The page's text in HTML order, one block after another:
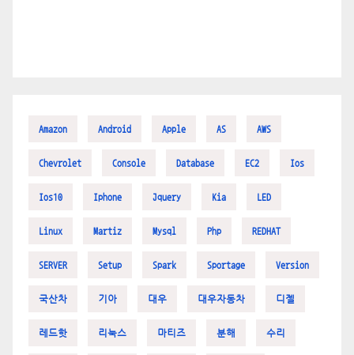
Amazon Android Apple AS AWS
Chevrolet Console Database EC2 Ios
Ios10 Iphone Jquery Kia LED
Linux Martiz Mysql Php REDHAT
SERVER Setup Spark Sportage Version
국산차 기아 대우 대우자동차 디젤
레드핫 리눅스 마티즈 분해 수리